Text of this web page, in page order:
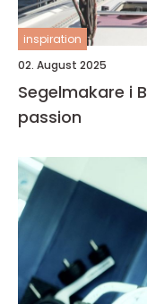
inspiration
02. August 2025
Segelmakare i
passion